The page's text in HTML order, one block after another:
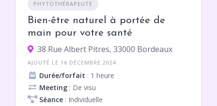
PHYTOTHÉRAPEUTE
Bien-être naturel à portée de
main pour votre santé
38 Rue Albert Pitres, 33000 Bordeaux
AJOUTÉ LE 16 DÉCEMBRE 2024
Durée/forfait : 1 heure
Meeting : De visu
Séance : Individuelle